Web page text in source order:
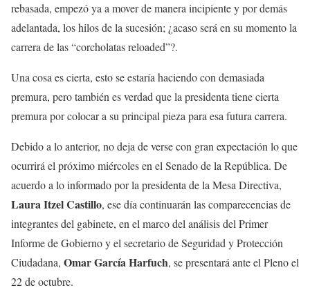
rebasada, empezó ya a mover de manera incipiente y por demás
adelantada, los hilos de la sucesión; ¿acaso será en su momento la
carrera de las “corcholatas reloaded”?.
Una cosa es cierta, esto se estaría haciendo con demasiada
premura, pero también es verdad que la presidenta tiene cierta
premura por colocar a su principal pieza para esa futura carrera.
Debido a lo anterior, no deja de verse con gran expectación lo que
ocurrirá el próximo miércoles en el Senado de la República. De
acuerdo a lo informado por la presidenta de la Mesa Directiva,
Laura Itzel Castillo, ese día continuarán las comparecencias de
integrantes del gabinete, en el marco del análisis del Primer
Informe de Gobierno y el secretario de Seguridad y Protección
Ciudadana, Omar García Harfuch, se presentará ante el Pleno el
22 de octubre.